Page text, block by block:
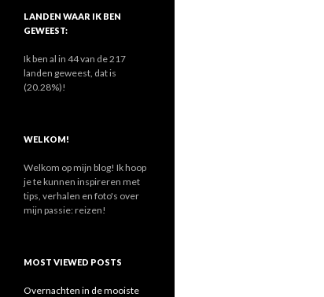
e
n
a
a
r
LANDEN WAAR IK BEN
GEWEEST:
Ik ben al in 44 van de 217
landen geweest, dat is
(20.28%)!
WELKOM!
Welkom op mijn blog! Ik hoop
je te kunnen inspireren met
tips, verhalen en foto's over
mijn passie: reizen!
MOST VIEWED POSTS
Overnachten in de mooiste